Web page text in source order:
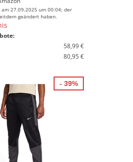
27.09.2025 um 00:04; der
geändert haben.
58,99 €
80,95 €
- 39%